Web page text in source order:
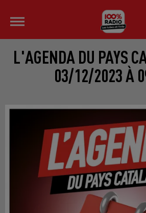
L'AGENDA DU PAYS
03/12/2023 À